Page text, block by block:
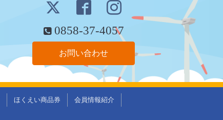
0858-37-4057
お問い合わせ
ほくえい商品券 会員情報紹介